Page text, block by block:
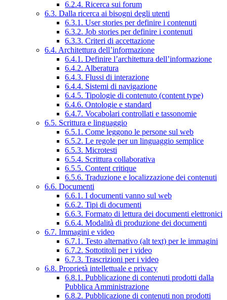
6.2.4. Ricerca sui forum
6.3. Dalla ricerca ai bisogni degli utenti
6.3.1. User stories per definire i contenuti
6.3.2. Job stories per definire i contenuti
6.3.3. Criteri di accettazione
6.4. Architettura dell’informazione
6.4.1. Definire l’architettura dell’informazione
6.4.2. Alberatura
6.4.3. Flussi di interazione
6.4.4. Sistemi di navigazione
6.4.5. Tipologie di contenuto (content type)
6.4.6. Ontologie e standard
6.4.7. Vocabolari controllati e tassonomie
6.5. Scrittura e linguaggio
6.5.1. Come leggono le persone sul web
6.5.2. Le regole per un linguaggio semplice
6.5.3. Microtesti
6.5.4. Scrittura collaborativa
6.5.5. Content critique
6.5.6. Traduzione e localizzazione dei contenuti
6.6. Documenti
6.6.1. I documenti vanno sul web
6.6.2. Tipi di documenti
6.6.3. Formato di lettura dei documenti elettronici
6.6.4. Modalità di produzione dei documenti
6.7. Immagini e video
6.7.1. Testo alternativo (alt text) per le immagini
6.7.2. Sottotitoli per i video
6.7.3. Trascrizioni per i video
6.8. Proprietà intellettuale e privacy
6.8.1. Pubblicazione di contenuti prodotti dalla
Pubblica Amministrazione
6.8.2. Pubblicazione di contenuti non prodotti